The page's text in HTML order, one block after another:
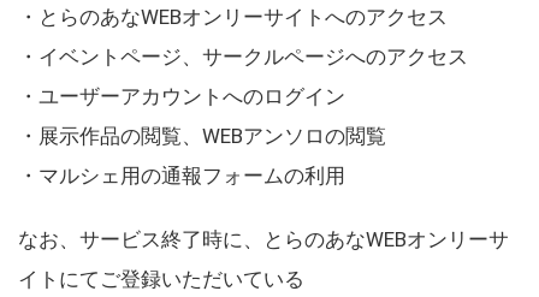
・とらのあなWEBオンリーサイトへのアクセス
・イベントページ、サークルページへのアクセス
・ユーザーアカウントへのログイン
・展示作品の閲覧、WEBアンソロの閲覧
・マルシェ用の通報フォームの利用
なお、サービス終了時に、とらのあなWEBオンリーサ
イトにてご登録いただいている